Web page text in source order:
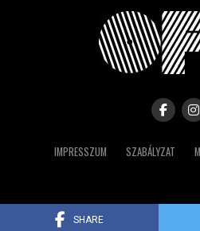
SHARE
IMPRESSZUM SZABÁLYZAT
Copyright ©